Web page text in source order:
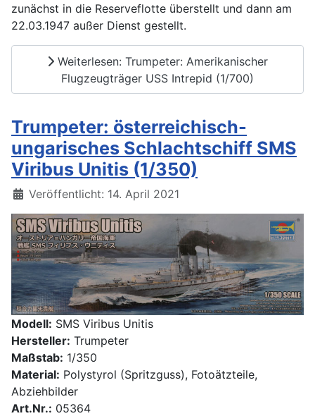
zunächst in die Reserveflotte überstellt und dann am
22.03.1947 außer Dienst gestellt.
Weiterlesen: Trumpeter: Amerikanischer
Flugzeugträger USS Intrepid (1/700)
Trumpeter: österreichisch-
ungarisches Schlachtschiff SMS
Viribus Unitis (1/350)
Details
Veröffentlicht: 14. April 2021
Modell: SMS Viribus Unitis
Hersteller: Trumpeter
Maßstab: 1/350
Material: Polystyrol (Spritzguss), Fotoätzteile,
Abziehbilder
Art.Nr.: 05364